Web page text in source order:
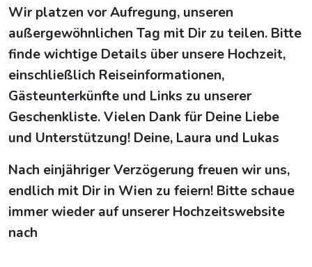
Wir platzen vor Aufregung, unseren
außergewöhnlichen Tag mit Dir zu teilen. Bitte
finde wichtige Details über unsere Hochzeit,
einschließlich Reiseinformationen,
Gästeunterkünfte und Links zu unserer
Geschenkliste. Vielen Dank für Deine Liebe
und Unterstützung! Deine, Laura und Lukas
Nach einjähriger Verzögerung freuen wir uns,
endlich mit Dir in Wien zu feiern! Bitte schaue
immer wieder auf unserer Hochzeitswebsite
nach